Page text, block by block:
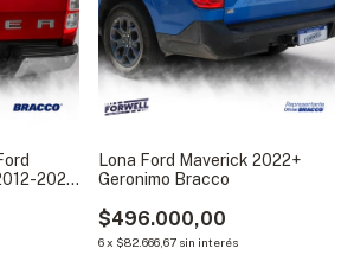
2022
Lona Ford Maverick 2022+
Geronimo Bracco
$496.000,00
6x $82.666,67 sin interés